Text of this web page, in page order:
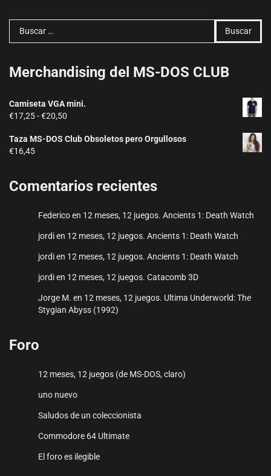
Buscar:
Merchandising del MS-DOS CLUB
Camiseta VGA mini.
€17,25-€20,50
precios:
€20,50
Taza MS-DOS Club Obsoletos pero Orgullosos
€16,45
Comentarios recientes
Federicoen 12 meses, 12 juegos. Ancients 1: Death Watch
jordien 12 meses, 12 juegos. Ancients 1: Death Watch
jordien 12 meses, 12 juegos. Ancients 1: Death Watch
jordien 12 meses, 12 juegos. Catacomb 3D
Jorge M. en 12 meses, 12 juegos. Ultima Underworld: The
Stygian Abyss (1992)
Foro
12 meses, 12 juegos (de MS-DOS, claro)
uno nuevo
Saludos de un coleccionista
Commodore 64 Ultimate
El foro es ilegible